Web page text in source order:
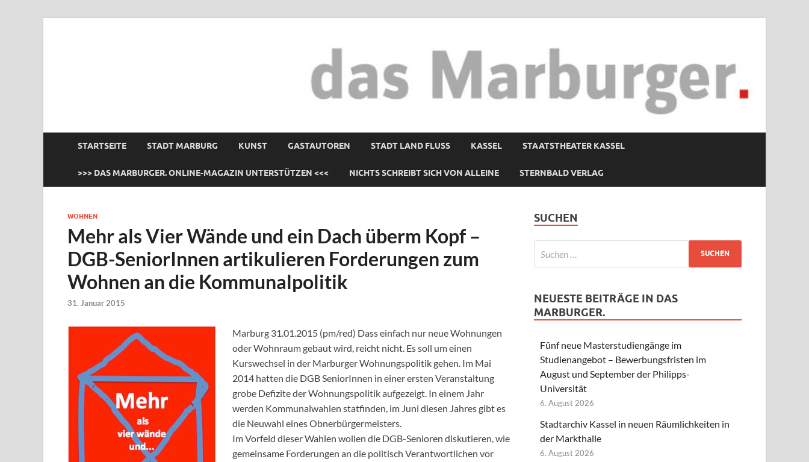
STARTSEITE STADT MARBURG KUNST GASTAUTOREN STADT LAND FLUSS KASSEL STAATSTHEATER KASSEL
>>> DAS MARBURGER. ONLINE-MAGAZIN UNTERSTÜTZEN <<< NICHTS SCHREIBT SICH VON ALLEINE STERNBALD VERLAG
WOHNEN
Mehr als Vier Wände und ein Dach überm Kopf –
DGB-SeniorInnen artikulieren Forderungen zum
Wohnen an die Kommunalpolitik
31. Januar 2015
Marburg 31.01.2015 (pm/red) Dass einfach nur neue Wohnungen
oder Wohnraum gebaut wird, reicht nicht. Es soll um einen
Kurswechsel in der Marburger Wohnungspolitik gehen. Im Mai
2014 hatten die DGB SeniorInnen in einer ersten Veranstaltung
grobe Defizite der Wohnungspolitik aufgezeigt. In einem Jahr
werden Kommunalwahlen statfinden, im Juni diesen Jahres gibt es
die Neuwahl eines Obnerbürgermeisters.
Im Vorfeld dieser Wahlen wollen die DGB-Senioren diskutieren, wie
gemeinsame Forderungen an die politisch Verantwortlichen vor
SUCHEN
NEUESTE BEITRÄGE IN DAS
MARBURGER.
Fünf neue Masterstudiengänge im
Studienangebot – Bewerbungsfristen im
August und September der Philipps-
Universität
6. August 2026
Stadtarchiv Kassel in neuen Räumlichkeiten in
der Markthalle
6. August 2026